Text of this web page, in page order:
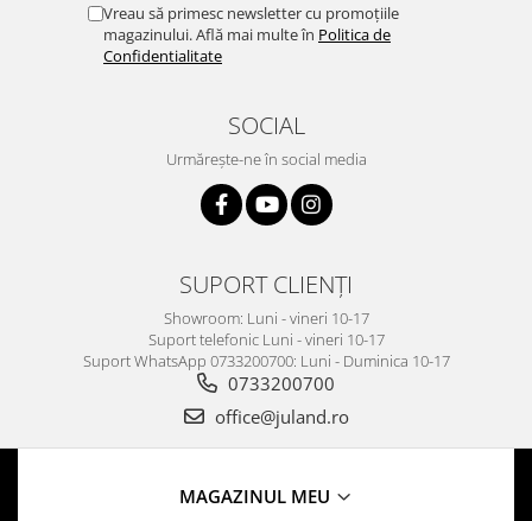
Vreau să primesc newsletter cu promoțiile
magazinului. Află mai multe în Politica de
Confidentialitate
SOCIAL
Urmărește-ne în social media
SUPORT CLIENȚI
Showroom: Luni - vineri 10-17
Suport telefonic Luni - vineri 10-17
Suport WhatsApp 0733200700: Luni - Duminica 10-17
0733200700
office@juland.ro
MAGAZINUL MEU